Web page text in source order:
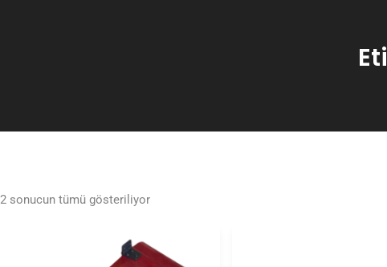
2 sonucun tümü gösteriliyor